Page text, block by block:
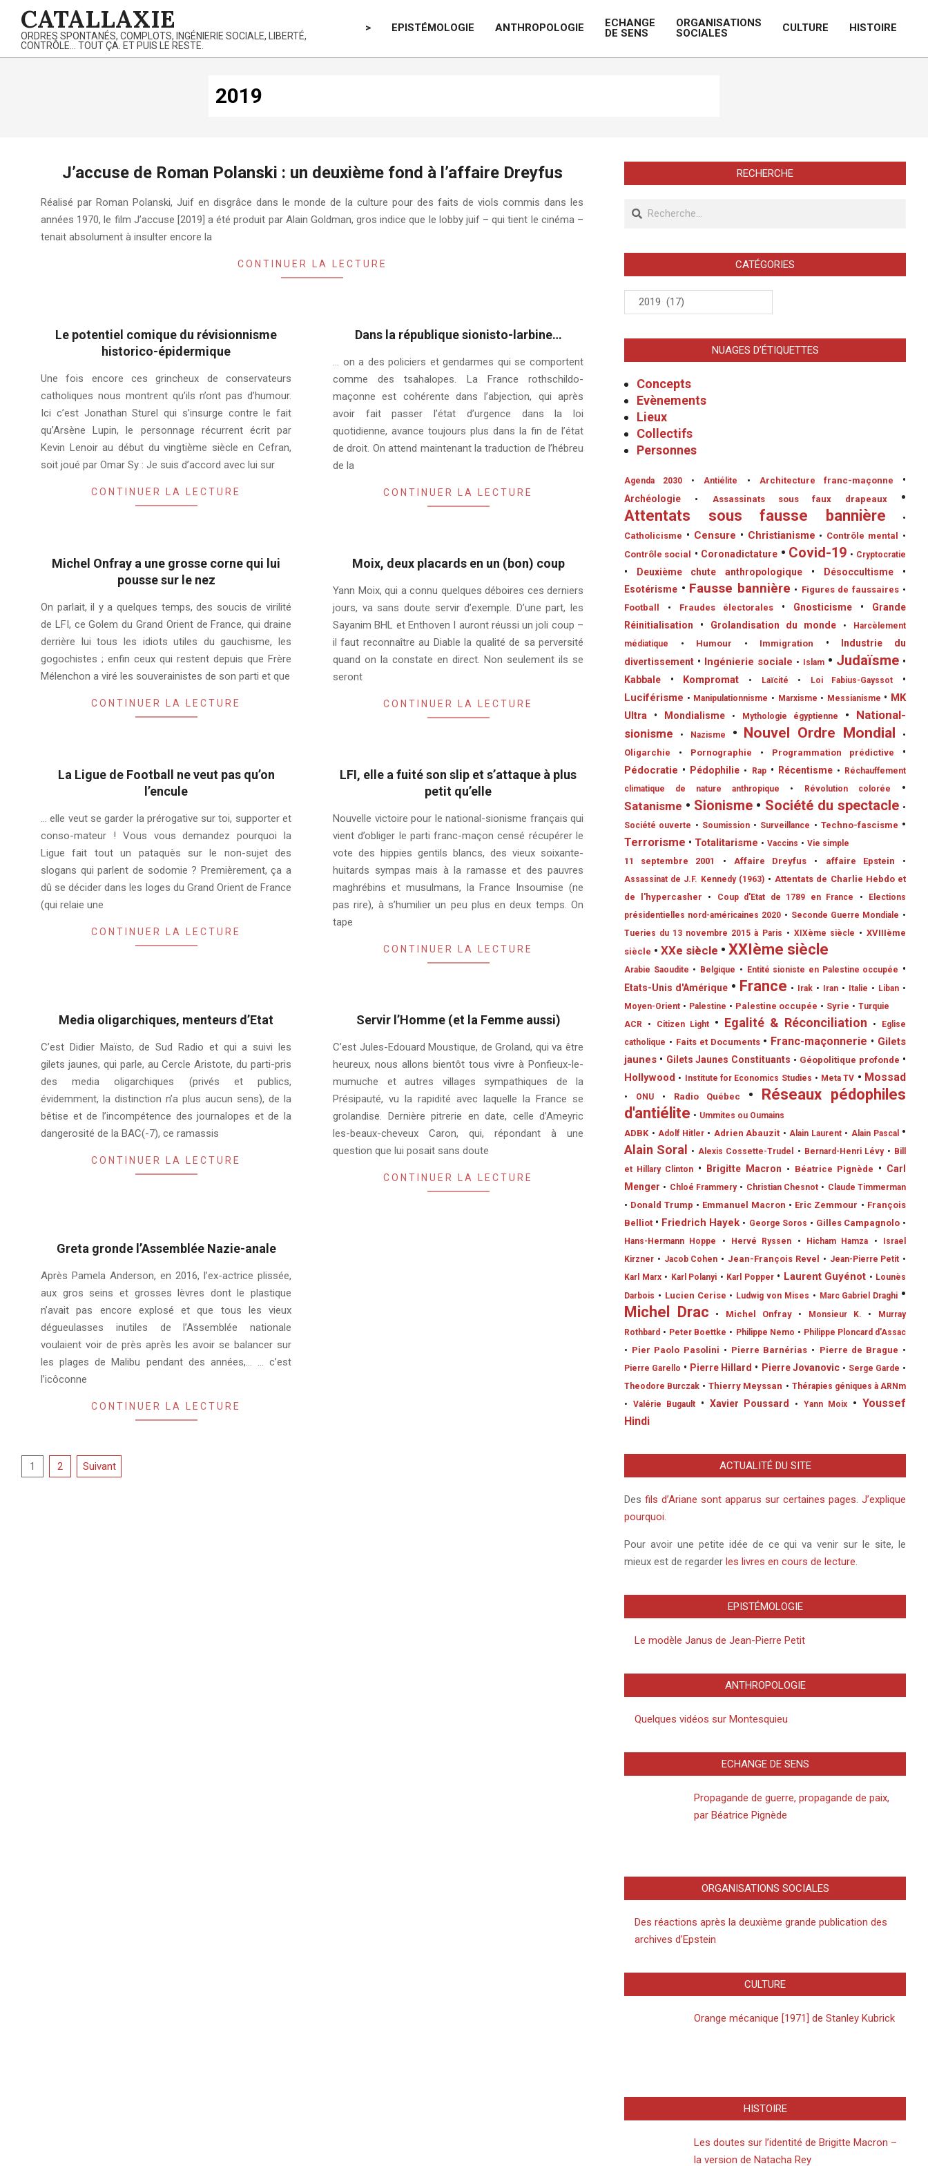
content
CATALLAXIE
ORDRES SPONTANÉS, COMPLOTS, INGÉNIERIE SOCIALE, LIBERTÉ,
CONTRÔLE… TOUT ÇA. ET PUIS LE RESTE.
> EPISTÉMOLOGIE ANTHROPOLOGIE
ECHANGE
DE SENS
ORGANISATIONS
SOCIALES
CULTURE HISTOIRE
2019
J’accuse de Roman Polanski : un deuxième fond à l’affaire Dreyfus
02-
05
Réalisé par Roman Polanski, Juif en disgrâce dans le monde de la culture pour des faits de viols commis dans les
années 1970, le film J’accuse [2019] a été produit par Alain Goldman, gros indice que le lobby juif – qui tient le cinéma –
tenait absolument à insulter encore la
CONTINUER LA LECTURE
Le potentiel comique du révisionnisme
historico-épidermique
12-
19
Une fois encore ces grincheux de conservateurs
catholiques nous montrent qu’ils n’ont pas d’humour.
Ici c’est Jonathan Sturel qui s’insurge contre le fait
qu’Arsène Lupin, le personnage récurrent écrit par
Kevin Lenoir au début du vingtième siècle en Cefran,
soit joué par Omar Sy : Je suis d’accord avec lui sur
CONTINUER LA LECTURE
Dans la république sionisto-larbine…
09-
29
… on a des policiers et gendarmes qui se comportent
comme des tsahalopes. La France rothschildo-
maçonne est cohérente dans l’abjection, qui après
avoir fait passer l’état d’urgence dans la loi
quotidienne, avance toujours plus dans la fin de l’état
de droit. On attend maintenant la traduction de l’hébreu
de la
CONTINUER LA LECTURE
Michel Onfray a une grosse corne qui lui
pousse sur le nez
09-
29
On parlait, il y a quelques temps, des soucis de virilité
de LFI, ce Golem du Grand Orient de France, qui draine
derrière lui tous les idiots utiles du gauchisme, les
gogochistes ; enfin ceux qui restent depuis que Frère
Mélenchon a viré les souverainistes de son parti et que
CONTINUER LA LECTURE
Moix, deux placards en un (bon) coup
09-
06
Yann Moix, qui a connu quelques déboires ces derniers
jours, va sans doute servir d’exemple. D’une part, les
Sayanim BHL et Enthoven I auront réussi un joli coup –
il faut reconnaître au Diable la qualité de sa perversité
quand on la constate en direct. Non seulement ils se
seront
CONTINUER LA LECTURE
La Ligue de Football ne veut pas qu’on
l’encule
09-
01
… elle veut se garder la prérogative sur toi, supporter et
conso-mateur ! Vous vous demandez pourquoi la
Ligue fait tout un pataquès sur le non-sujet des
slogans qui parlent de sodomie ? Premièrement, ça a
dû se décider dans les loges du Grand Orient de France
(qui relaie une
CONTINUER LA LECTURE
LFI, elle a fuité son slip et s’attaque à plus
petit qu’elle
08-
30
Nouvelle victoire pour le national-sionisme français qui
vient d’obliger le parti franc-maçon censé récupérer le
vote des hippies gentils blancs, des vieux soixante-
huitards sympas mais à la ramasse et des pauvres
maghrébins et musulmans, la France Insoumise (ne
pas rire), à s’humilier un peu plus en deux temps. On
tape
CONTINUER LA LECTURE
Media oligarchiques, menteurs d’Etat
08-
17
C’est Didier Maïsto, de Sud Radio et qui a suivi les
gilets jaunes, qui parle, au Cercle Aristote, du parti-pris
des media oligarchiques (privés et publics,
évidemment, la distinction n’a plus aucun sens), de la
bêtise et de l’incompétence des journalopes et de la
dangerosité de la BAC(-7), ce ramassis
CONTINUER LA LECTURE
Servir l’Homme (et la Femme aussi)
08-
07
C’est Jules-Edouard Moustique, de Groland, qui va être
heureux, nous allons bientôt tous vivre à Ponfieux-le-
mumuche et autres villages sympathiques de la
Présipauté, vu la rapidité avec laquelle la France se
grolandise. Dernière pitrerie en date, celle d’Ameyric
les-beaux-cheveux Caron, qui, répondant à une
question que lui posait sans doute
CONTINUER LA LECTURE
Greta gronde l’Assemblée Nazie-anale
08-
07
Après Pamela Anderson, en 2016, l’ex-actrice plissée,
aux gros seins et grosses lèvres dont le plastique
n’avait pas encore explosé et que tous les vieux
dégueulasses inutiles de l’Assemblée nationale
voulaient voir de près après les avoir se balancer sur
les plages de Malibu pendant des années,… … c’est
l’icôconne
CONTINUER LA LECTURE
Pagination
1 2 Suivant
RECHERCHE
Recherche
CATÉGORIES
Catégories
NUAGES D’ÉTIQUETTES
Concepts
Evènements
Lieux
Collectifs
Personnes
Agenda 2030 • Antiélite • Architecture franc-maçonne
•
Archéologie
• Assassinats sous faux drapeaux
•
Attentats sous fausse bannière
•
Catholicisme • Censure • Christianisme • Contrôle mental
•
Contrôle social
• Coronadictature • Covid-19 • Cryptocratie
• Deuxième chute anthropologique • Désoccultisme
•
Esotérisme • Fausse bannière • Figures de faussaires •
Football
• Fraudes électorales • Gnosticisme •
Grande
Réinitialisation
• Grolandisation du monde •
Harcèlement
médiatique
• Humour • Immigration •
Industrie du
divertissement • Ingénierie sociale • Islam • Judaïsme •
Kabbale
• Kompromat • Laïcité • Loi Fabius-Gayssot
•
Luciférisme • Manipulationnisme • Marxisme • Messianisme • MK
Ultra
• Mondialisme • Mythologie égyptienne • National-
sionisme
• Nazisme • Nouvel Ordre Mondial
•
Oligarchie
• Pornographie • Programmation prédictive
•
Pédocratie • Pédophilie • Rap • Récentisme •
Réchauffement
climatique de nature anthropique
• Révolution colorée
•
Satanisme • Sionisme • Société du spectacle •
Société ouverte • Soumission • Surveillance • Techno-fascisme •
Terrorisme • Totalitarisme • Vaccins • Vie simple
11 septembre 2001 • Affaire Dreyfus • affaire Epstein
•
Assassinat de J.F. Kennedy (1963) • Attentats de Charlie Hebdo et
de l'hypercasher
• Coup d'Etat de 1789 en France •
Elections
présidentielles nord-américaines 2020 • Seconde Guerre Mondiale •
Tueries du 13 novembre 2015 à Paris • XIXème siècle • XVIIIème
siècle • XXe siècle • XXIème siècle
Arabie Saoudite • Belgique • Entité sioniste en Palestine occupée •
Etats-Unis d'Amérique • France • Irak • Iran • Italie • Liban •
Moyen-Orient • Palestine • Palestine occupée • Syrie • Turquie
ACR
• Citizen Light • Egalité & Réconciliation •
Eglise
catholique • Faits et Documents • Franc-maçonnerie • Gilets
jaunes • Gilets Jaunes Constituants • Géopolitique profonde •
Hollywood • Institute for Economics Studies • Meta TV • Mossad
• ONU • Radio Québec • Réseaux pédophiles
d'antiélite • Ummites ou Oumains
ADBK • Adolf Hitler • Adrien Abauzit • Alain Laurent • Alain Pascal •
Alain Soral
• Alexis Cossette-Trudel • Bernard-Henri Lévy • Bill
et Hillary Clinton • Brigitte Macron • Béatrice Pignède • Carl
Menger • Chloé Frammery • Christian Chesnot • Claude Timmerman
• Donald Trump • Emmanuel Macron • Eric Zemmour • François
Belliot • Friedrich Hayek • George Soros • Gilles Campagnolo •
Hans-Hermann Hoppe
• Hervé Ryssen • Hicham Hamza •
Israel
Kirzner • Jacob Cohen • Jean-François Revel • Jean-Pierre Petit •
Karl Marx • Karl Polanyi • Karl Popper • Laurent Guyénot • Lounès
Darbois • Lucien Cerise • Ludwig von Mises • Marc Gabriel Draghi •
Michel Drac
• Michel Onfray • Monsieur K. •
Murray
Rothbard • Peter Boettke • Philippe Nemo • Philippe Ploncard d'Assac
• Pier Paolo Pasolini • Pierre Barnérias • Pierre de Brague •
Pierre Garello • Pierre Hillard • Pierre Jovanovic • Serge Garde •
Theodore Burczak • Thierry Meyssan • Thérapies géniques à ARNm
•
Valérie Bugault • Xavier Poussard • Yann Moix • Youssef
Hindi
ACTUALITÉ DU SITE
Des fils d’Ariane sont apparus sur certaines pages. J’explique
pourquoi.
Pour avoir une petite idée de ce qui va venir sur le site, le
mieux est de regarder les livres en cours de lecture.
EPISTÉMOLOGIE
Le modèle Janus de Jean-Pierre Petit
ANTHROPOLOGIE
Quelques vidéos sur Montesquieu
ECHANGE DE SENS
Propagande de guerre, propagande de paix,
par Béatrice Pignède
ORGANISATIONS SOCIALES
Des réactions après la deuxième grande publication des
archives d’Epstein
CULTURE
Orange mécanique [1971] de Stanley Kubrick
HISTOIRE
Les doutes sur l’identité de Brigitte Macron –
la version de Natacha Rey